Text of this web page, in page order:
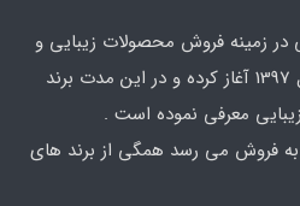
در زمینه فروش محصولات زیبایی و
بهداشتی فعالیت خود را از سال 1397 آغاز کرده و در این مدت برند
معرفی نموده است .
فروش می رسد همگی از برند های